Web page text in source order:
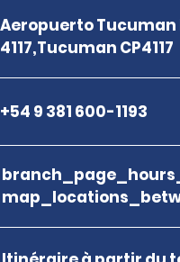
Aeropuerto Tucuman
4117,Tucuman CP4117
+54 9 381 600-1193